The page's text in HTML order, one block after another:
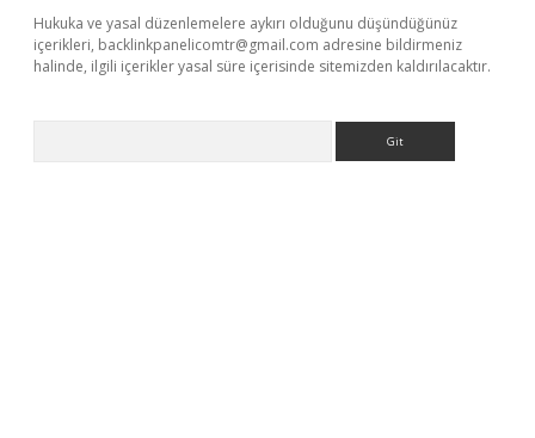
Hukuka ve yasal düzenlemelere aykırı olduğunu düşündüğünüz
içerikleri, backlinkpanelicomtr@gmail.com adresine bildirmeniz
halinde, ilgili içerikler yasal süre içerisinde sitemizden kaldırılacaktır.